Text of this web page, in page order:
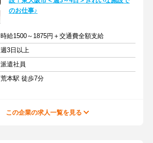
のお仕事♪
時給1500～1875円＋交通費全額支給
週3日以上
派遣社員
荒本駅 徒歩7分
この企業の求人一覧を見る